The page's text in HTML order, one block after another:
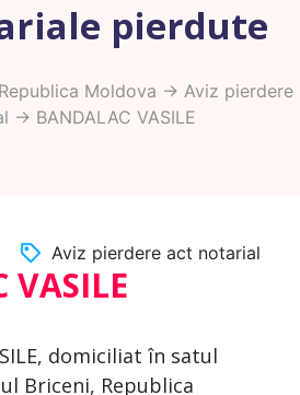
pierdute
Moldova -> Aviz pierdere
-> BANDALAC VASILE
Aviz pierdere act notarial
VASILE
domiciliat în satul
Briceni, Republica